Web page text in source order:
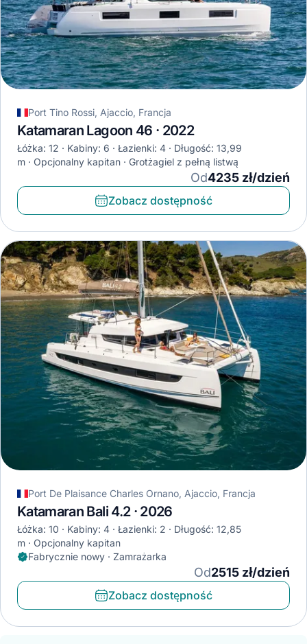
Port Tino Rossi, Ajaccio, Francja
Katamaran Lagoon 46 · 2022
Łóżka: 12 Kabiny: 6 Łazienki: 4
Długość: 13,99
m
Opcjonalny kapitan Grotżagiel z pełną listwą
Od4235 zł/dzień
Zobacz dostępność
Port De Plaisance Charles Ornano, Ajaccio, Francja
Katamaran Bali 4.2 · 2026
Łóżka: 10 Kabiny: 4 Łazienki: 2
Długość: 12,85
m
Opcjonalny kapitan
Fabrycznie nowy · Zamrażarka
Od2515 zł/dzień
Zobacz dostępność